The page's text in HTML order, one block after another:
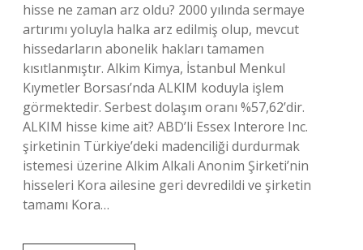
hisse ne zaman arz oldu? 2000 yılında sermaye
artırımı yoluyla halka arz edilmiş olup, mevcut
hissedarların abonelik hakları tamamen
kısıtlanmıştır. Alkim Kimya, İstanbul Menkul
Kıymetler Borsası’nda ALKIM koduyla işlem
görmektedir. Serbest dolaşım oranı %57,62’dir.
ALKIM hisse kime ait? ABD’li Essex Interore Inc.
şirketinin Türkiye’deki madenciliği durdurmak
istemesi üzerine Alkim Alkali Anonim Şirketi’nin
hisseleri Kora ailesine geri devredildi ve şirketin
tamamı Kora…